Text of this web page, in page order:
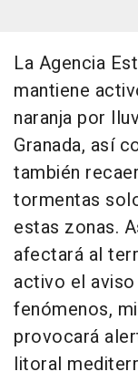
La Agencia
mantiene
naranja por
Granada, así
también
tormentas
estas zonas.
afectará al
activo el
fenómenos,
provocará
litoral